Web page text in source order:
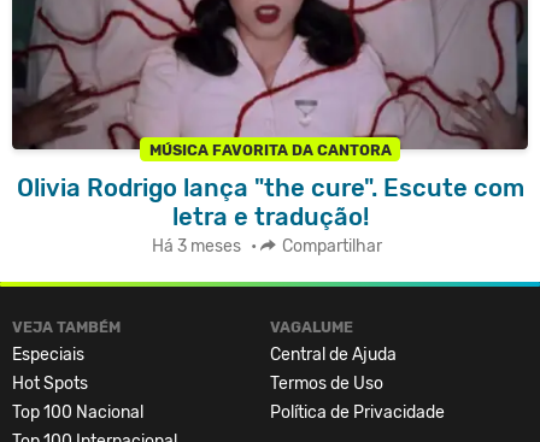
MÚSICA FAVORITA DA CANTORA
Olivia Rodrigo lança "the cure". Escute com
letra e tradução!
Há 3 meses • Compartilhar
VEJA TAMBÉM
Especiais
Hot Spots
Top 100 Nacional
VAGALUME
Central de Ajuda
Termos de Uso
Política de Privacidade